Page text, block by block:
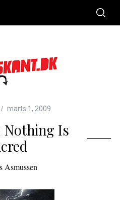
marts 1, 2009
Nothing Is
Asmussen